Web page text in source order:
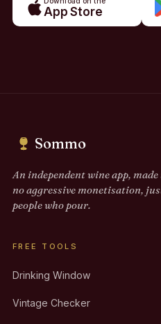
App Store
Sommo
An independent wine app,
no aggressive monetisation,
people who pour.
FREE TOOLS
Drinking Window
Vintage Checker